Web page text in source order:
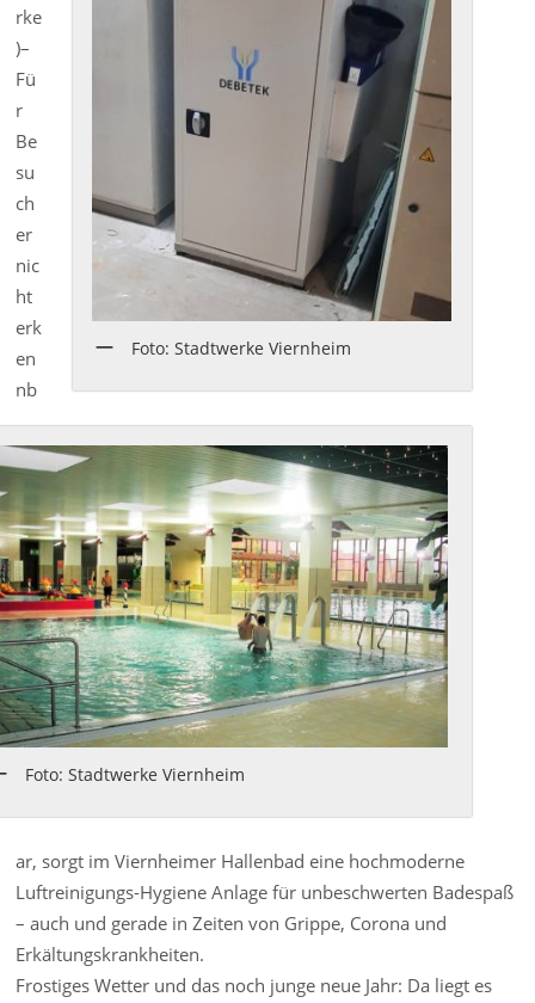
Foto: Stadtwerke Viernheim
Foto: Stadtwerke Viernheim
rke
)–
Fü
r
Be
su
ch
er
nic
ht
erk
en
nb
ar, sorgt im Viernheimer Hallenbad eine hochmoderne
Luftreinigungs-Hygiene Anlage für unbeschwerten Badespaß
– auch und gerade in Zeiten von Grippe, Corona und
Erkältungskrankheiten.
Frostiges Wetter und das noch junge neue Jahr: Da liegt es